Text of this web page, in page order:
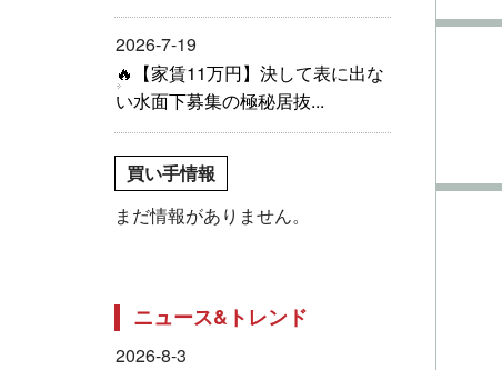
2026-7-19
🔥【家賃11万円】決して表に出な
い水面下募集の極秘居抜...
買い手情報
まだ情報がありません。
ニュース&トレンド
2026-8-3